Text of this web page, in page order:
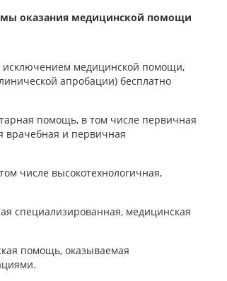
оказания медицинской помощи
исключением медицинской помощи,
апробации) бесплатно
помощь, в том числе первичная
врачебная и первичная
числе высокотехнологичная,
специализированная, медицинская
помощь, оказываемая